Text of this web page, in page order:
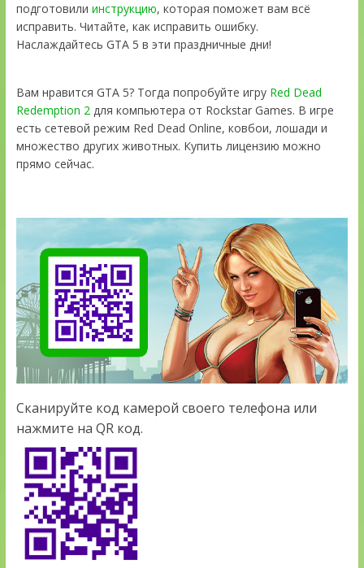
подготовили инструкцию, которая поможет вам всё
исправить. Читайте, как исправить ошибку.
Наслаждайтесь GTA 5 в эти праздничные дни!
Вам нравится GTA 5? Тогда попробуйте игру Red Dead
Redemption 2для компьютера от Rockstar Games. В игре
есть сетевой режим Red Dead Online, ковбои, лошади и
множество других животных. Купить лицензию можно
прямо сейчас.
Сканируйте код камерой своего телефона или
нажмите на QR код.